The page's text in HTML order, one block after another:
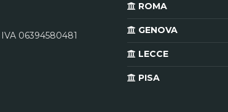
06394580481
ROMA
GENOVA
LECCE
PISA